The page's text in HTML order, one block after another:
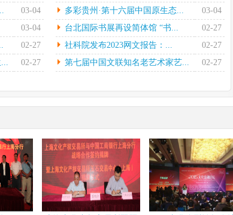
中心...[详情]
展...
27日电
斐晔）2
长城艺术大展在北京、...
中新社北京2月28日电(徐雪
莹)黄埔情——两岸“和...
[详情]
文化有限
中新网伦敦2月29日电(彭
电(记者
到“兔...[详
台北国际书展再设简体...
中新社台北2月26日电第
32届台北国际书展25日...
[详情]
03-04 多彩贵州·第十六届中国原生态...
03-04
03-04 台北国际书展再设简体馆 “书...
02-27
02-27 社科院发布2023网文报告：...
02-27
02-27 第七届中国文联知名老艺术家艺... 02-27